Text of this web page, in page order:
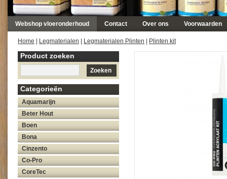
Webshop vloeronderhoud Contact Over ons Voorwaarden
Home Legmaterialen Legmaterialen Plinten Plinten kit
Product zoeken
Zoeken
Categorieën
Aquamarijn
Beter Hout
Boen
Bona
Cinzento
Co-Pro
CoreTec